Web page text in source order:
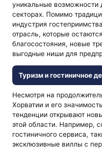
уникальные возможности
секторах. Помимо
индустрия
отрасль, которые
благосостояния, новые
выгодные ниши для
Туризм и гостиничное
Несмотря на
Хорватии и его
тенденции открывают
этой области. Например,
гостиничного сервиса,
эксклюзивные виллы с